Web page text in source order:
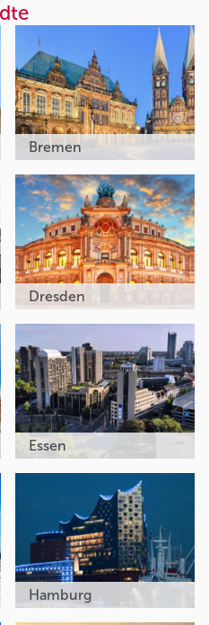
Bremen
Dresden
Essen
Hamburg